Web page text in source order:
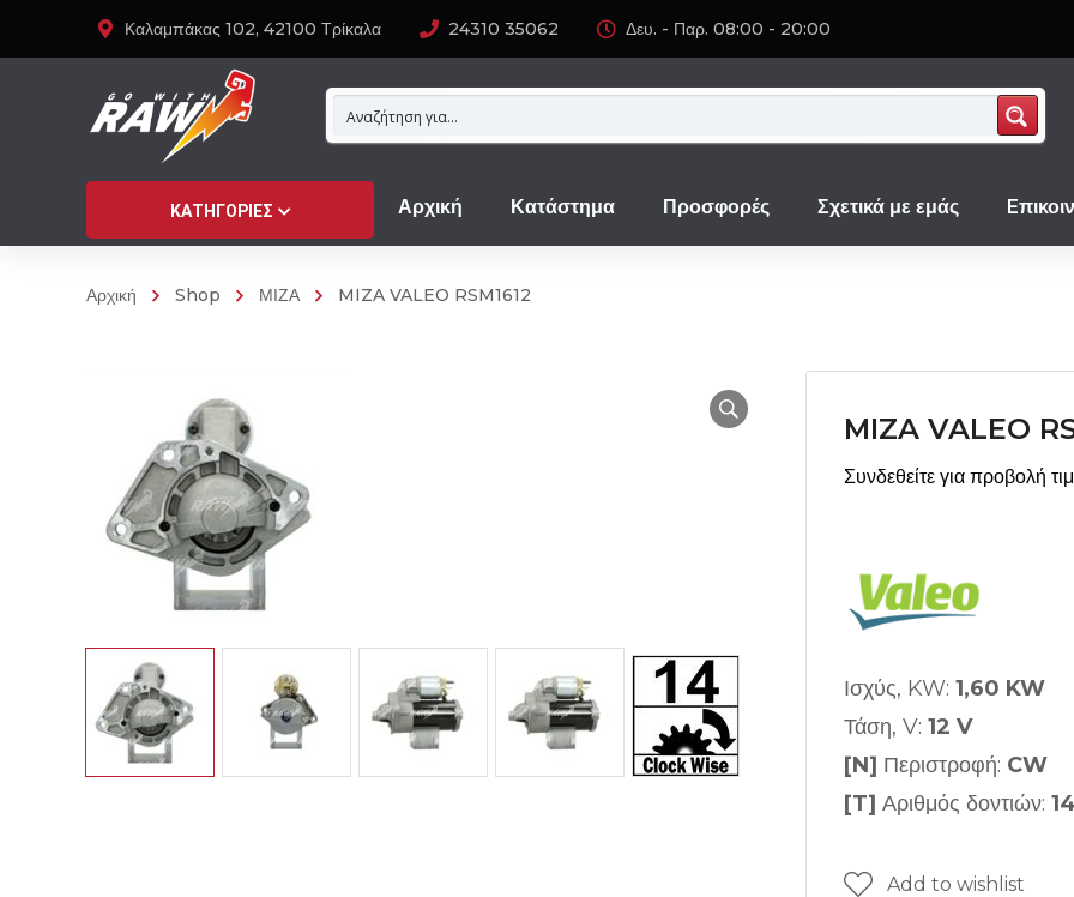
Καλαμπάκας 102, 42100 Τρίκαλα 24310 35062 Δευ. - Παρ. 08:00 - 20:00
ΚΑΤΗΓΟΡΊΕΣ Αρχική Κατάστημα Προσφορές Σχετικά με εμάς
Αρχική Shop ΜΙΖΑ MIZA VALEO RSM1612
MIZA VALEO
Συνδεθείτε για προβολή
Ισχύς, KW: 1,60 KW
Τάση, V: 12 V
[N] Περιστροφή: CW
[T] Αριθμός δοντιών: 14
Add to wishlist